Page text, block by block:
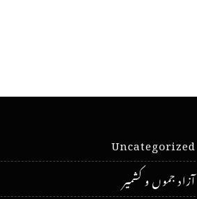
Uncategorized
آزاد جموں و کشمیر